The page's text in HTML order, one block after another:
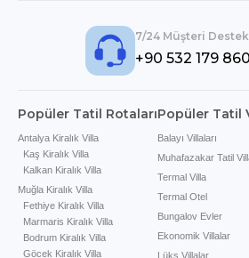
7/24 Müşteri Destek
+90 532 179
Popüler Tatil Rotaları
Antalya Kiralık Villa
Kaş Kiralık Villa
Kalkan Kiralık Villa
Muğla Kiralık Villa
Fethiye Kiralık Villa
Marmaris Kiralık Villa
Bodrum Kiralık Villa
Göcek Kiralık Villa
Popüler Tatil
Balayı Villaları
Muhafazakar Tatil
Termal Villa
Termal Otel
Bungalov Evler
Ekonomik Villalar
Lüks Villalar